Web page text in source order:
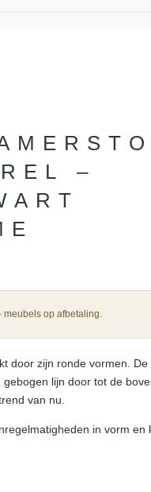
–
meubels op afbetaling.
door zijn ronde vormen.
lijn door tot de
van nu.
in vorm en